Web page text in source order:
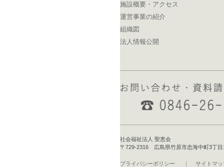
施設概要・アクセス
運営事業の紹介
組織図
法人情報公開
社会福祉法人 聖恵会
〒729-2316 広島県竹原市忠海中町3丁
プライバシーポリシー サイトマッ